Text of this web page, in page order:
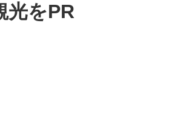
光をPR